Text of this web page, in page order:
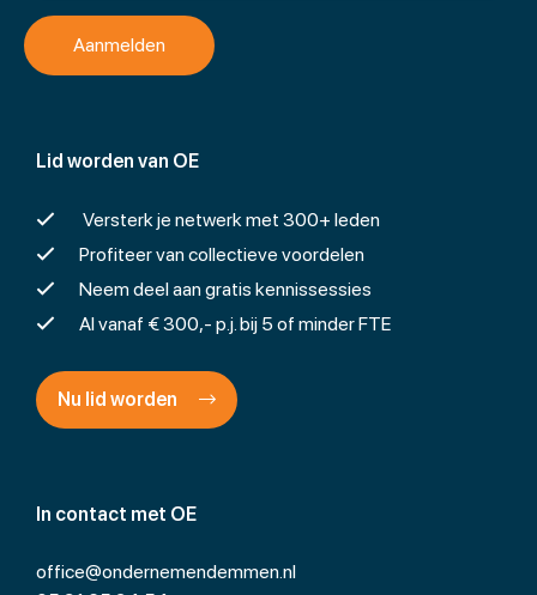
In contact met OE
office@ondernemendemmen.nl
Lid worden van OE
Versterk je netwerk met 300+ leden
Profiteer van collectieve voordelen
Neem deel aan gratis kennissessies
Al vanaf € 300,- p.j. bij 5 of minder FTE
Nu lid worden